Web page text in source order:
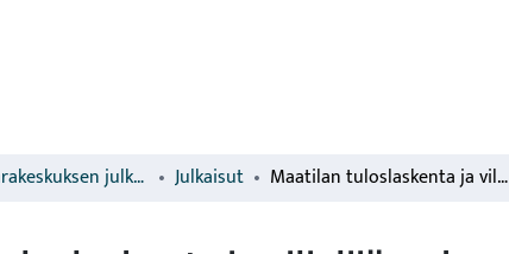
Luonnonvarakeskuksen julkaisut Julkaisut Maatilan tuloslaskenta ja viljelijäperheen tulot